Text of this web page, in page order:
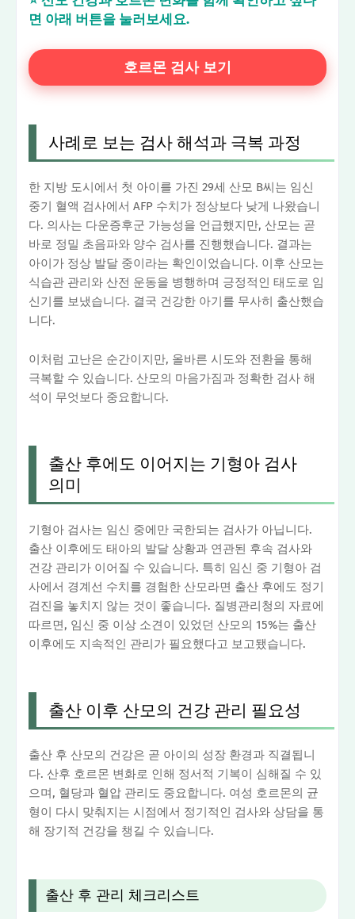
면 아래 버튼을 눌러보세요.
호르몬 검사 보기
사례로 보는 검사 해석과 극복 과정
한 지방 도시에서 첫 아이를 가진 29세 산모 B씨는 임신
중기 혈액 검사에서 AFP 수치가 정상보다 낮게 나왔습니
다. 의사는 다운증후군 가능성을 언급했지만, 산모는 곧
바로 정밀 초음파와 양수 검사를 진행했습니다. 결과는
아이가 정상 발달 중이라는 확인이었습니다. 이후 산모는
식습관 관리와 산전 운동을 병행하며 긍정적인 태도로 임
신기를 보냈습니다. 결국 건강한 아기를 무사히 출산했습
니다.
이처럼 고난은 순간이지만, 올바른 시도와 전환을 통해
극복할 수 있습니다. 산모의 마음가짐과 정확한 검사 해
석이 무엇보다 중요합니다.
출산 후에도 이어지는 기형아 검사
의미
기형아 검사는 임신 중에만 국한되는 검사가 아닙니다.
출산 이후에도 태아의 발달 상황과 연관된 후속 검사와
건강 관리가 이어질 수 있습니다. 특히 임신 중 기형아 검
사에서 경계선 수치를 경험한 산모라면 출산 후에도 정기
검진을 놓치지 않는 것이 좋습니다. 질병관리청의 자료에
따르면, 임신 중 이상 소견이 있었던 산모의 15%는 출산
이후에도 지속적인 관리가 필요했다고 보고됐습니다.
출산 이후 산모의 건강 관리 필요성
출산 후 산모의 건강은 곧 아이의 성장 환경과 직결됩니
다. 산후 호르몬 변화로 인해 정서적 기복이 심해질 수 있
으며, 혈당과 혈압 관리도 중요합니다. 여성 호르몬의 균
형이 다시 맞춰지는 시점에서 정기적인 검사와 상담을 통
해 장기적 건강을 챙길 수 있습니다.
출산 후 관리 체크리스트